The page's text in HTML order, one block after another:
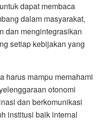
dapat membaca
dalam masyarakat,
dan mengintegrasikan
setiap kebijakan yang
harus mampu memahami
otonomi
dan berkomunikasi
institusi baik internal